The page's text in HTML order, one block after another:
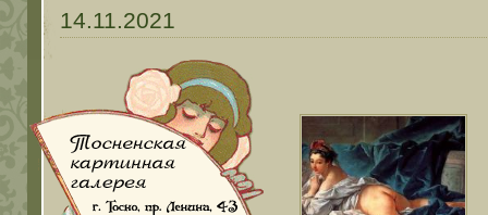
14.11.2021